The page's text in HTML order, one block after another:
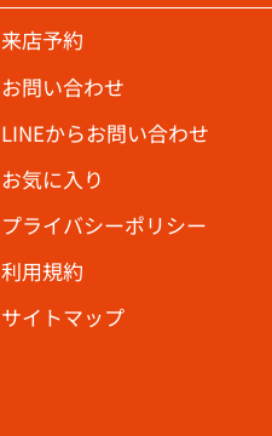
来店予約
お問い合わせ
LINEからお問い合わせ
お気に入り
プライバシーポリシー
利用規約
サイトマップ